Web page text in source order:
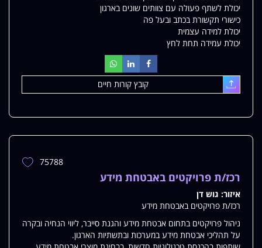
יכולת לשתף פעולה עם צוותים שונים בארגון
כישורי תקשורת בכתב ובעל פה
יכולת למידה עצמית
יכולת עמידה תחת לחץ
עלאת
קובץ קורות חיים
הוספת
75788
רכז/ת פרויקטים באבטחת מידע
איזור: גוש דן
רכז/ת פרויקטים באבטחת מידע
ניהול פרויקטים בתחום אבטחת מידע והגנת סייבר, ליווי הנחיה ובקרה
על תהליכי אבטחת מידע במערכות ובתשתיות הארגון.